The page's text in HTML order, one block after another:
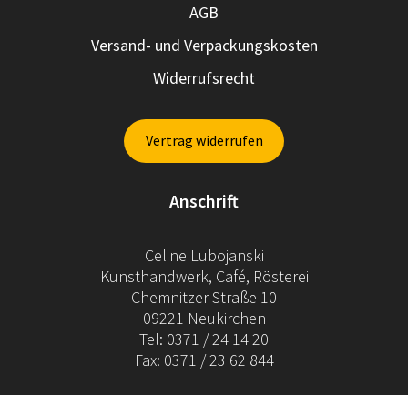
AGB
Versand- und Verpackungskosten
Widerrufsrecht
Vertrag widerrufen
Anschrift
Celine Lubojanski
Kunsthandwerk, Café, Rösterei
Chemnitzer Straße 10
09221 Neukirchen
Tel: 0371 / 24 14 20
Fax: 0371 / 23 62 844